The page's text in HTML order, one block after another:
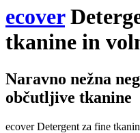
ecover
tkanine in
Naravno nežna
občutljive tkanine
ecover Detergent za fine